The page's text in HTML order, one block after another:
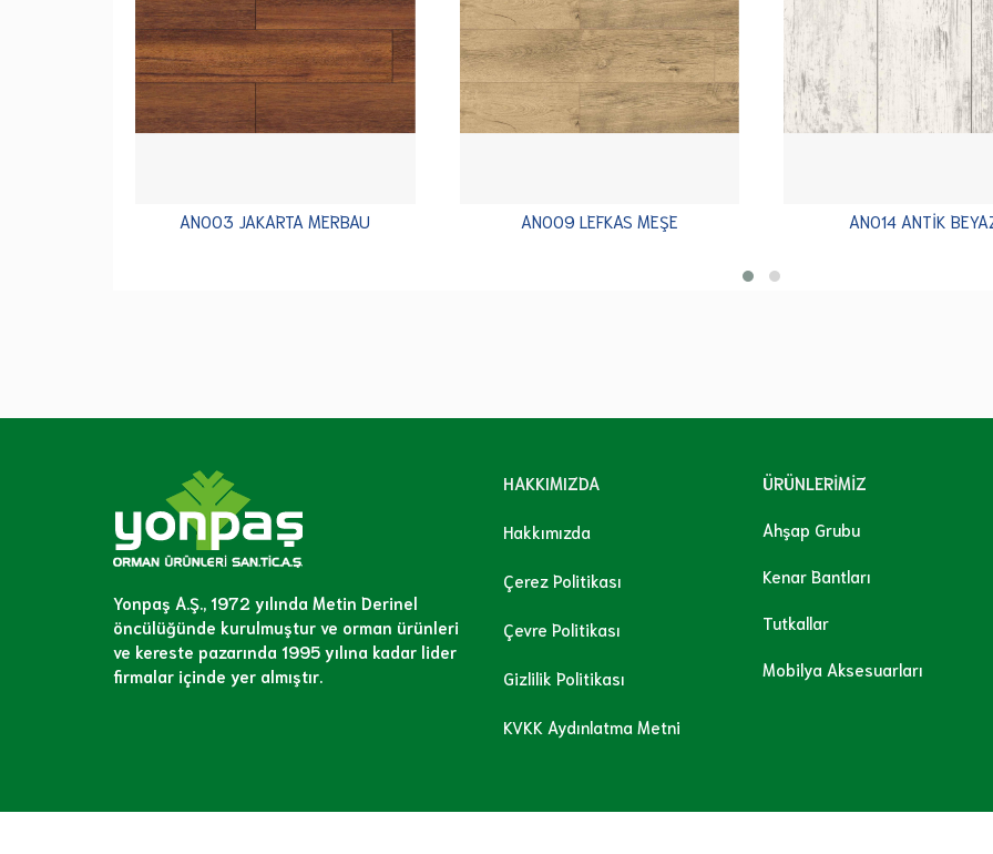
AN003 JAKARTA MERBAU AN009 LEFKAS MEŞE AN014 ANTİK
Yonpaş A.Ş., 1972 yılında Metin Derinel
öncülüğünde kurulmuştur ve orman ürünleri
ve kereste pazarında 1995 yılına kadar lider
firmalar içinde yer almıştır.
HAKKIMIZDA
Hakkımızda
Çerez Politikası
Çevre Politikası
Gizlilik Politikası
KVKK Aydınlatma Metni
ÜRÜNLERİMİZ
Ahşap Grubu
Kenar Bantları
Tutkallar
Mobilya Aksesuarları